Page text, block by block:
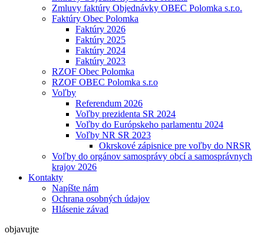
Zmluvy faktúry Objednávky OBEC Polomka s.r.o.
Faktúry Obec Polomka
Faktúry 2026
Faktúry 2025
Faktúry 2024
Faktúry 2023
RZOF Obec Polomka
RZOF OBEC Polomka s.r.o
Voľby
Referendum 2026
Voľby prezidenta SR 2024
Voľby do Európskeho parlamentu 2024
Voľby NR SR 2023
Okrskové zápisnice pre voľby do NRSR
Voľby do orgánov samosprávy obcí a samosprávnych
krajov 2026
Kontakty
Napíšte nám
Ochrana osobných údajov
Hlásenie závad
objavujte